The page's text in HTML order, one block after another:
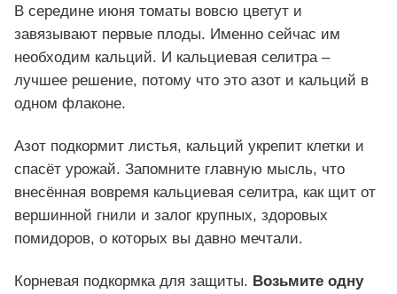
В середине июня томаты вовсю цветут и
завязывают первые плоды. Именно сейчас им
необходим кальций. И кальциевая селитра –
лучшее решение, потому что это азот и кальций в
одном флаконе.
Азот подкормит листья, кальций укрепит клетки и
спасёт урожай. Запомните главную мысль, что
внесённая вовремя кальциевая селитра, как щит от
вершинной гнили и залог крупных, здоровых
помидоров, о которых вы давно мечтали.
Корневая подкормка для защиты. Возьмите одну